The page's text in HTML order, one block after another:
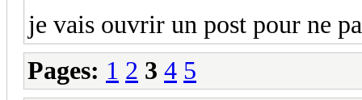
je vais ouvrir un post pour ne
Pages: 1 2 3 4 5